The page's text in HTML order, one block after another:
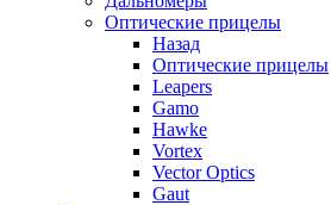
Оптические прицелы
Назад
Оптические прицелы
Leapers
Gamo
Hawke
Vortex
Vector Optics
Gaut